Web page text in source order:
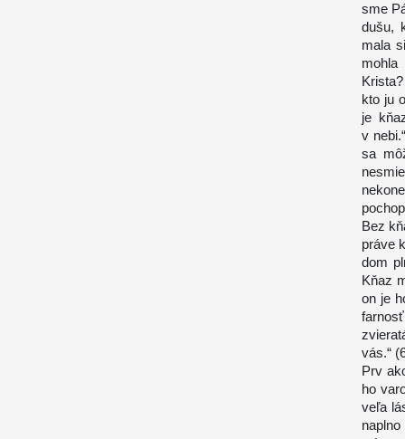
sme
dušu,
mala
kto ju
je
v
sa
Bez
práve
dom
Kňaz
on je
vás.“
Prv
ho
veľa